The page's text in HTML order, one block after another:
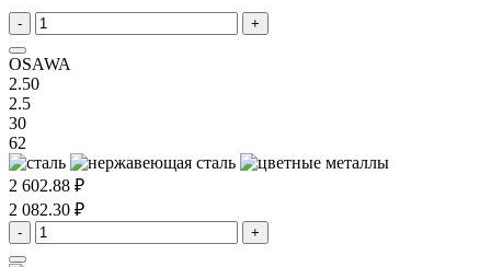
- +
OSAWA
2.50
2.5
30
62
2 602.88 ₽
2 082.30 ₽
- +